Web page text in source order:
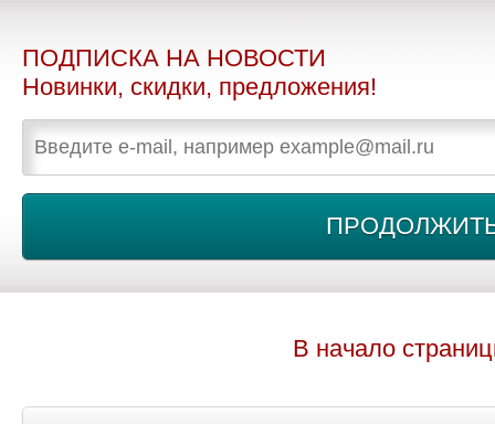
ПОДПИСКА НА НОВОСТИ
Новинки, скидки, предложения!
В начало